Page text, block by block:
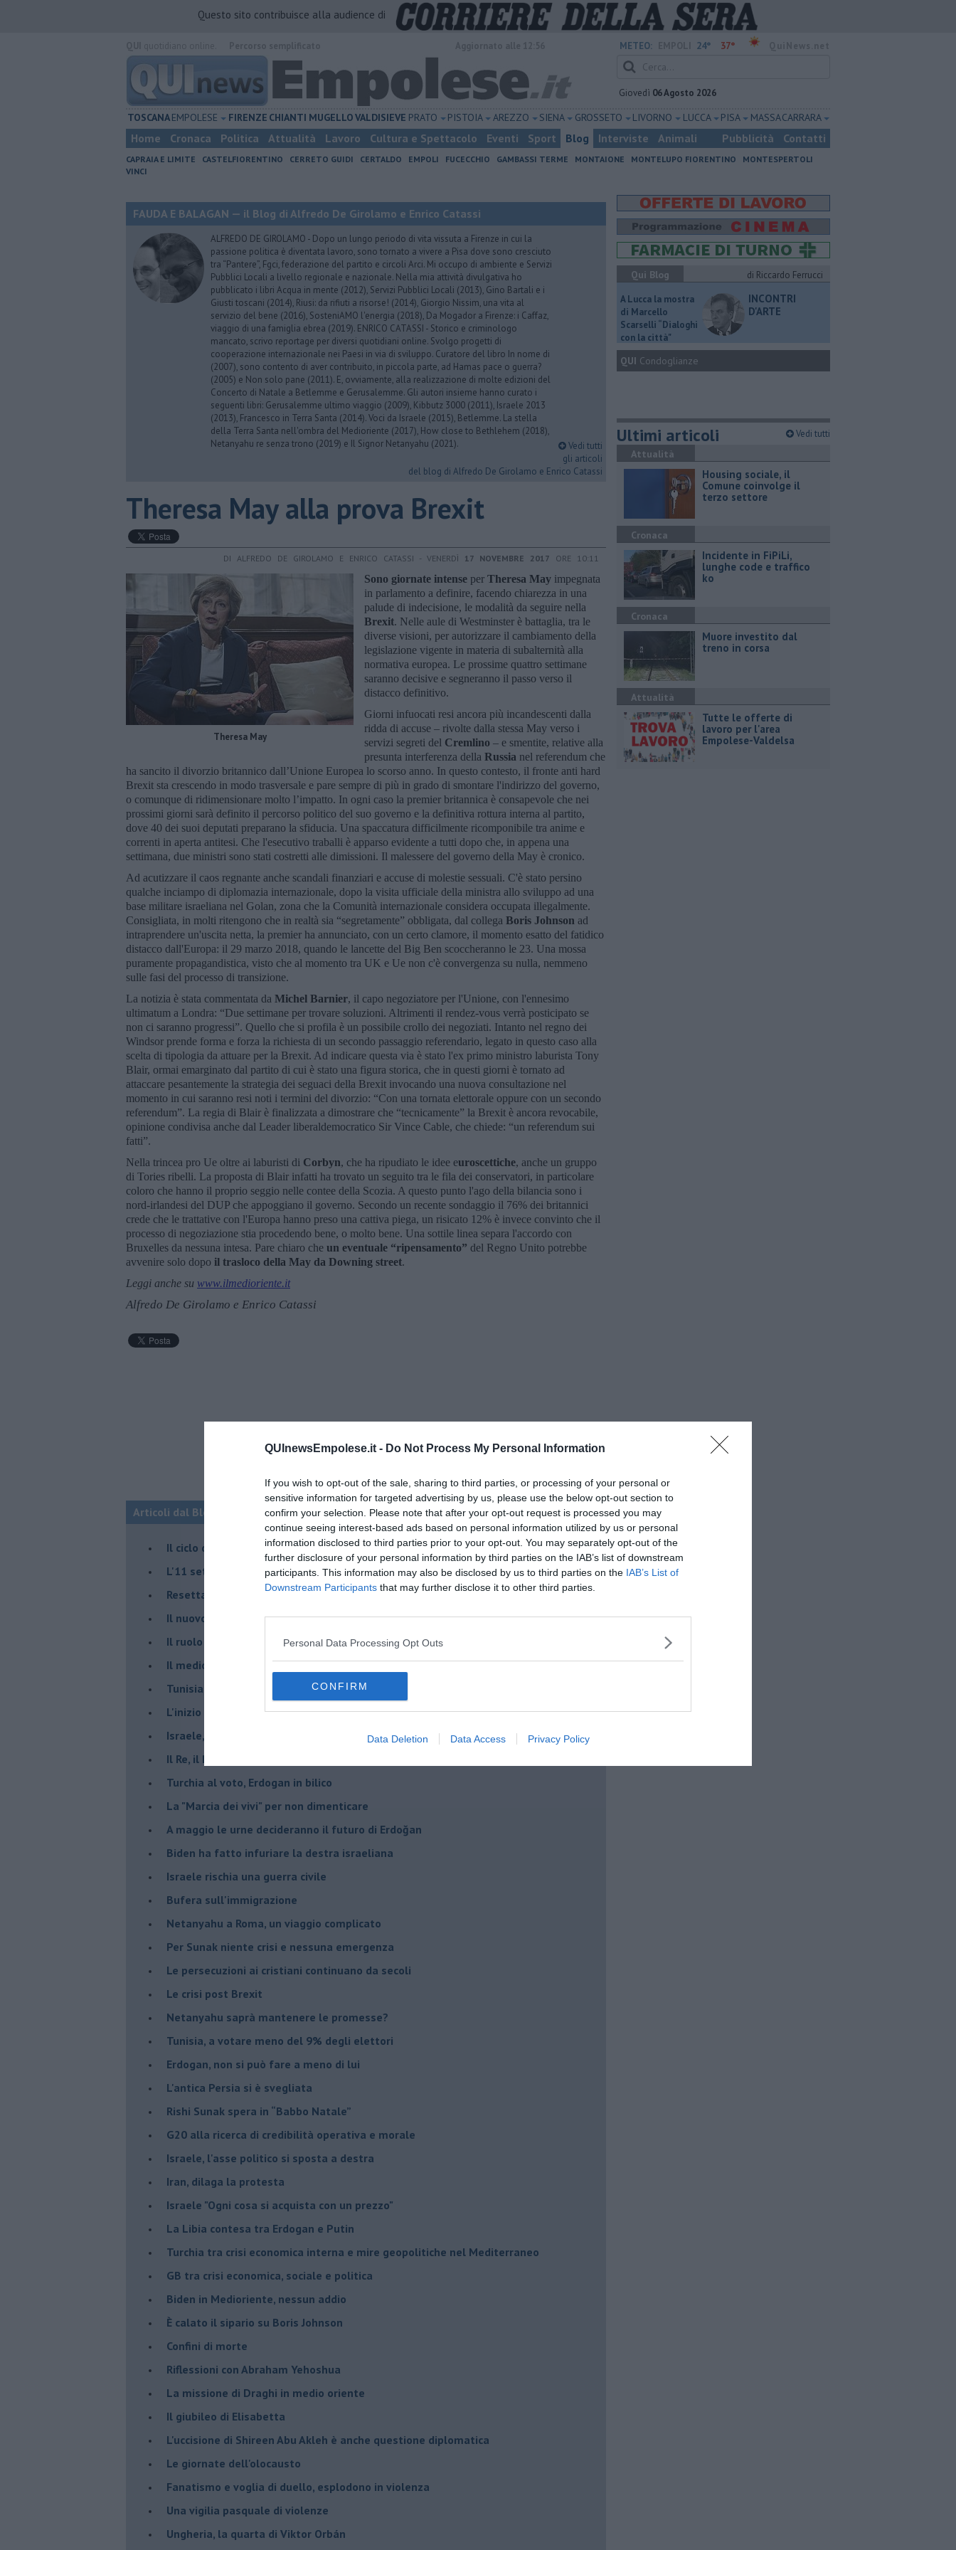
QUInewsEmpolese.it - Do Not Process My Personal Information
If you wish to opt-out of the sale, sharing to third parties, or processing of your personal or
sensitive information for targeted advertising by us, please use the below opt-out section to
confirm your selection. Please note that after your opt-out request is processed you may
continue seeing interest-based ads based on personal information utilized by us or personal
information disclosed to third parties prior to your opt-out. You may separately opt-out of the
further disclosure of your personal information by third parties on the IAB’s list of downstream
participants. This information may also be disclosed by us to third parties on the IAB’s List of
Downstream Participants that may further disclose it to other third parties.
Personal Data Processing Opt Outs
CONFIRM
Data Deletion Data Access Privacy Policy
Questo sito contribuisce alla audience di
METEO: 24° 37°
Giovedì 06 Agosto 2026
TOSCANAEMPOLESE FIRENZE CHIANTI MUGELLOVALDISIEVE PRATO PISTOIA AREZZO SIENA GROSSETO LIVORNO LUCCA PISA MASSA CARRARA
Home Cronaca Politica Attualità Lavoro Cultura e Spettacolo Eventi Sport Blog Interviste Animali Pubblicità Contatti
CAPRAIA E LIMITE CASTELFIORENTINO CERRETO GUIDI CERTALDO EMPOLI FUCECCHIO GAMBASSI TERME MONTAIONE MONTELUPO FIORENTINO
MONTESPERTOLI
VINCI
FAUDA E BALAGAN — il Blog di Alfredo De Girolamo e Enrico Catassi
ALFREDO DE GIROLAMO - Dopo un lungo periodo di vita vissuta a Firenze in cui la
passione politica è diventata lavoro, sono tornato a vivere a Pisa dove sono cresciuto
tra “Pantere”, Fgci, federazione del partito e circoli Arci. Mi occupo di ambiente e Servizi
Pubblici Locali a livello regionale e nazionale. Nella mia attività divulgativa ho
pubblicato i libri Acqua in mente (2012), Servizi Pubblici Locali (2013), Gino Bartali e i
Giusti toscani (2014), Riusi: da rifiuti a risorse! (2014), Giorgio Nissim, una vita al
servizio del bene (2016), SosteniAMO l'energia (2018), Da Mogador a Firenze: i Caffaz,
viaggio di una famiglia ebrea (2019). ENRICO CATASSI - Storico e criminologo
mancato, scrivo reportage per diversi quotidiani online. Svolgo progetti di
cooperazione internazionale nei Paesi in via di sviluppo. Curatore del libro In nome di
(2007), sono contento di aver contribuito, in piccola parte, ad Hamas pace o guerra?
(2005) e Non solo pane (2011). E, ovviamente, alla realizzazione di molte edizioni del
Concerto di Natale a Betlemme e Gerusalemme. Gli autori insieme hanno curato i
seguenti libri: Gerusalemme ultimo viaggio (2009), Kibbutz 3000 (2011), Israele 2013
(2013), Francesco in Terra Santa (2014). Voci da Israele (2015), Betlemme. La stella
della Terra Santa nell'ombra del Medioriente (2017), How close to Bethlehem (2018),
Netanyahu re senza trono (2019) e Il Signor Netanyahu (2021).
Vedi tutti
gli articoli
del blog di Alfredo De Girolamo e Enrico Catassi
Theresa May alla prova Brexit
DI ALFREDO DE GIROLAMO E ENRICO CATASSI - VENERDÌ 17 NOVEMBRE 2017 ORE 10:11
Theresa May
Sono giornate intense per Theresa May impegnata
in parlamento a definire, facendo chiarezza in una
palude di indecisione, le modalità da seguire nella
Brexit. Nelle aule di Westminster è battaglia, tra le
diverse visioni, per autorizzare il cambiamento della
legislazione vigente in materia di subalternità alla
normativa europea. Le prossime quattro settimane
saranno decisive e segneranno il passo verso il
distacco definitivo.
Giorni infuocati resi ancora più incandescenti dalla
ridda di accuse – rivolte dalla stessa May verso i
servizi segreti del Cremlino – e smentite, relative alla
presunta interferenza della Russia nel referendum che
ha sancito il divorzio britannico dall’Unione Europea lo scorso anno. In questo contesto, il fronte anti hard
Brexit sta crescendo in modo trasversale e pare sempre di più in grado di smontare l'indirizzo del governo,
o comunque di ridimensionare molto l’impatto. In ogni caso la premier britannica è consapevole che nei
prossimi giorni sarà definito il percorso politico del suo governo e la definitiva rottura interna al partito,
dove 40 dei suoi deputati preparano la sfiducia. Una spaccatura difficilmente ricomponibile tra anime e
correnti in aperta antitesi. Che l'esecutivo traballi è apparso evidente a tutti dopo che, in appena una
settimana, due ministri sono stati costretti alle dimissioni. Il malessere del governo della May è cronico.
Ad acutizzare il caos regnante anche scandali finanziari e accuse di molestie sessuali. C'è stato persino
qualche inciampo di diplomazia internazionale, dopo la visita ufficiale della ministra allo sviluppo ad una
base militare israeliana nel Golan, zona che la Comunità internazionale considera occupata illegalmente.
Consigliata, in molti ritengono che in realtà sia “segretamente” obbligata, dal collega Boris Johnson ad
intraprendere un'uscita netta, la premier ha annunciato, con un certo clamore, il momento esatto del fatidico
distacco dall'Europa: il 29 marzo 2018, quando le lancette del Big Ben scoccheranno le 23. Una mossa
puramente propagandistica, visto che al momento tra UK e Ue non c'è convergenza su nulla, nemmeno
sulle fasi del processo di transizione.
La notizia è stata commentata da Michel Barnier, il capo negoziatore per l'Unione, con l'ennesimo
ultimatum a Londra: “Due settimane per trovare soluzioni. Altrimenti il rendez-vous verrà posticipato se
non ci saranno progressi”. Quello che si profila è un possibile crollo dei negoziati. Intanto nel regno dei
Windsor prende forma e forza la richiesta di un secondo passaggio referendario, legato in questo caso alla
scelta di tipologia da attuare per la Brexit. Ad indicare questa via è stato l'ex primo ministro laburista Tony
Blair, ormai emarginato dal partito di cui è stato una figura storica, che in questi giorni è tornato ad
attaccare pesantemente la strategia dei seguaci della Brexit invocando una nuova consultazione nel
momento in cui saranno resi noti i termini del divorzio: “Con una tornata elettorale oppure con un secondo
referendum”. La regia di Blair è finalizzata a dimostrare che “tecnicamente” la Brexit è ancora revocabile,
opinione condivisa anche dal Leader liberaldemocratico Sir Vince Cable, che chiede: “un referendum sui
fatti”.
Nella trincea pro Ue oltre ai laburisti di Corbyn, che ha ripudiato le idee euroscettiche, anche un gruppo
di Tories ribelli. La proposta di Blair infatti ha trovato un seguito tra le fila dei conservatori, in particolare
coloro che hanno il proprio seggio nelle contee della Scozia. A questo punto l'ago della bilancia sono i
nord-irlandesi del DUP che appoggiano il governo. Secondo un recente sondaggio il 76% dei britannici
crede che le trattative con l'Europa hanno preso una cattiva piega, un risicato 12% è invece convinto che il
processo di negoziazione stia procedendo bene, o molto bene. Una sottile linea separa l'accordo con
Bruxelles da nessuna intesa. Pare chiaro che un eventuale “ripensamento” del Regno Unito potrebbe
avvenire solo dopo il trasloco della May da Downing street.
Leggi anche su www.ilmedioriente.it
Alfredo De Girolamo e Enrico Catassi
Articoli dal Blog “Fauda e balagan” di Alfredo De Girolamo e Enrico Catassi
Il ciclo della violenza in Medioriente
L'11 settembre di Israele è iniziato il 7 ottobre 2023
Resettare l’era di Netanyahu
​Il nuovo corso dell’era di Erdogan
Il ruolo delle diplomazie nei conflitti
Il medioriente di Silvio
Tunisia rischiosa e strategica per l'Italia
L'inizio del “secolo della Turchia”
Israele, deciderà il borsone della spesa
Il Re, il Primo Ministro, il Sindaco e la Brexit
Turchia al voto, Erdogan in bilico
La "Marcia dei vivi" per non dimenticare
A maggio le urne decideranno il futuro di Erdoğan
Biden ha fatto infuriare la destra israeliana
Israele rischia una guerra civile
Bufera sull'immigrazione
Netanyahu a Roma, un viaggio complicato
Per Sunak niente crisi e nessuna emergenza
Le persecuzioni ai cristiani continuano da secoli
Le crisi post Brexit
Netanyahu saprà mantenere le promesse?
Tunisia, a votare meno del 9% degli elettori
Erdogan, non si può fare a meno di lui
L'antica Persia si è svegliata
Rishi Sunak spera in “Babbo Natale”
G20 alla ricerca di credibilità operativa e morale
Israele, l'asse politico si sposta a destra
Iran, dilaga la protesta
Israele "Ogni cosa si acquista con un prezzo"
La Libia contesa tra Erdogan e Putin
Turchia tra crisi economica interna e mire geopolitiche nel Mediterraneo
GB tra crisi economica, sociale e politica
Biden in Medioriente, nessun addio
È calato il sipario su Boris Johnson
Confini di morte
Riflessioni con Abraham Yehoshua
La missione di Draghi in medio oriente
Il giubileo di Elisabetta
L'uccisione di Shireen Abu Akleh è anche questione diplomatica
Le giornate dell'olocausto
Fanatismo e voglia di duello, esplodono in violenza
Una vigilia pasquale di violenze
Ungheria, la quarta di Viktor Orbán
Qui Blog
di Riccardo Ferrucci
A Lucca la mostra
di Marcello
Scarselli “Dialoghi
con la città"
INCONTRI
D'ARTE
QUI Condoglianze
Ultimi articoli Vedi tutti
Attualità
​Housing sociale, il
Comune coinvolge il
terzo settore
Cronaca
Incidente in FiPiLi,
lunghe code e traffico
ko
Cronaca
Muore investito dal
treno in corsa
Attualità
​Tutte le offerte di
lavoro per l'area
Empolese-Valdelsa